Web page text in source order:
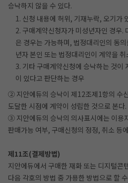
승낙하지 않을 수 있다.
1. 신청 내용에 허위, 기재누락, 오기가
2. 구매계약신청자가 미성년자인 경우.
은 경우는 가능하며, 법정대리인의 동
년자 본인 또는 법정대리인이 계약을 취
3. 기타 구매계약신청에 승낙하는 것이
이 있다고 판단하는 경우
② 지안에듀의 승낙이 제12조제1항의 수
도달한 시점에 계약이 성립한 것으로 본다.
③ 지안에듀의 승낙의 의사표시에는 이용
판매가능 여부, 구매신청의 정정, 취소 등
제11조(결제방법)
지안에듀에서 구매한 재화 또는 디지털콘
다음 각호의 방법 중 가용한 방법으로 할